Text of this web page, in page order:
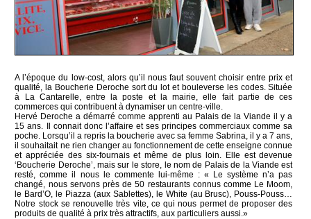
A l’époque du low-cost, alors qu’il nous faut souvent choisir entre prix et
qualité, la Boucherie Deroche sort du lot et bouleverse les codes. Située
à La Cantarelle, entre la poste et la mairie, elle fait partie de ces
commerces qui contribuent à dynamiser un centre-ville.
Hervé Deroche a démarré comme apprenti au Palais de la Viande il y a
15 ans. Il connait donc l’affaire et ses principes commerciaux comme sa
poche. Lorsqu’il a repris la boucherie avec sa femme Sabrina, il y a 7 ans,
il souhaitait ne rien changer au fonctionnement de cette enseigne connue
et appréciée des six-fournais et même de plus loin. Elle est devenue
‘Boucherie Deroche’, mais sur le store, le nom de Palais de la Viande est
resté, comme il nous le commente lui-même : « Le système n’a pas
changé, nous servons près de 50 restaurants connus comme Le Moom,
le Bard’O, le Piazza (aux Sablettes), le White (au Brusc), Pouss-Pouss…
Notre stock se renouvelle très vite, ce qui nous permet de proposer des
produits de qualité à prix très attractifs, aux particuliers aussi.»